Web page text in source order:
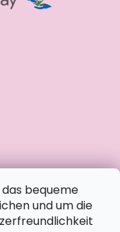
bequeme
und um die